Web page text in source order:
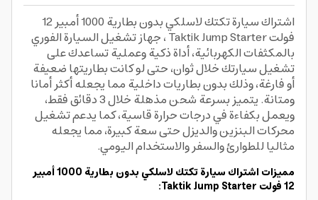
اشتراك سيارة تكتك لاسلكي بدون بطارية 1000 أمبير 12
فولت Taktik Jump Starter ، جهاز تشغيل السيارة الفوري
بالمكثفات الكهربائية، أداة ذكية وعملية تساعدك على
تشغيل سيارتك خلال ثوان، حتى لو كانت بطاريتها ضعيفة
أو فارغة، وذلك بدون بطاريات داخلية مما يجعله أكثر أمانا
ومتانة. يتميز بسرعة شحن مذهلة خلال 3 دقائق فقط،
ويعمل بكفاءة في درجات حرارة قاسية، كما يدعم تشغيل
محركات البنزين والديزل حتى سعة كبيرة، مما يجعله
مثاليا للطوارئ والسفر والاستخدام اليومي.
مميزات اشتراك سيارة تكتك لاسلكي بدون بطارية 1000 أمبير
12 فولت Taktik Jump Starter: